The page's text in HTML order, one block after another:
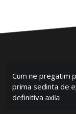
Cum ne pregatim
prima sedinta de
definitiva axila